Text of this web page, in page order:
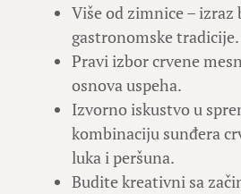
Više od zimnice – izraz
gastronomske tradicije.
Pravi izbor crvene
osnova uspeha.
Izvorno iskustvo u
kombinaciju sunđera
luka i peršuna.
Budite kreativni sa